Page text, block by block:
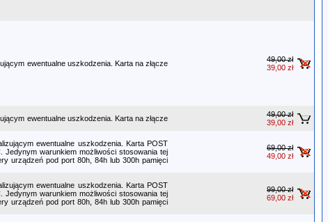
ewentualne uszkodzenia. Karta na złącze
49,00 zł
39,00 zł
ewentualne uszkodzenia. Karta na złącze
49,00 zł
39,00 zł
ewentualne uszkodzenia. Karta POST
warunkiem możliwości stosowania tej
urządzeń pod port 80h, 84h lub 300h pamięci
69,00 zł
49,00 zł
ewentualne uszkodzenia. Karta POST
warunkiem możliwości stosowania tej
urządzeń pod port 80h, 84h lub 300h pamięci
99,00 zł
69,00 zł